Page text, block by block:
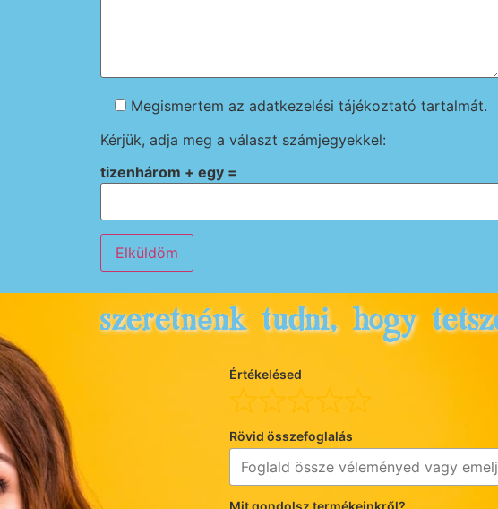
Megismertem az adatkezelési tájékoztató tartalmát.
Kérjük, adja meg a választ számjegyekkel:
tizenhárom + egy =
Szeretnénk tudni, hogy
Értékelésed
Rövid összefoglalás